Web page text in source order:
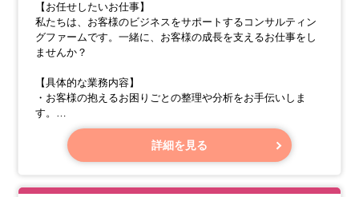
【お任せしたいお仕事】
私たちは、お客様のビジネスをサポートするコンサルティン
グファームです。一緒に、お客様の成長を支えるお仕事をし
ませんか？
【具体的な業務内容】
・お客様の抱えるお困りごとの整理や分析をお手伝いしま
す。
・必要なデータを集めたり、PowerPointやExcelを使って資料
を作成したりします。
・会議に同席して、大切な内容を記録する議事録を作成しま
・お客様へのご提案書や、お仕事の進捗をまとめた報告書の
詳細を見る